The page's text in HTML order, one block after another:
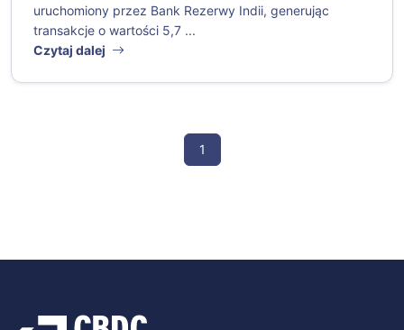
uruchomiony przez Bank Rezerwy Indii, generując
transakcje o wartości 5,7 ...
Czytaj dalej
1